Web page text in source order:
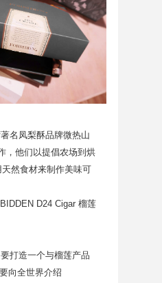
名凤梨酥品牌微热山
，他们以提倡农场到烘
然食材来制作美味可
D24 Cigar 榴莲
打造一个与榴莲产品
向全世界介绍